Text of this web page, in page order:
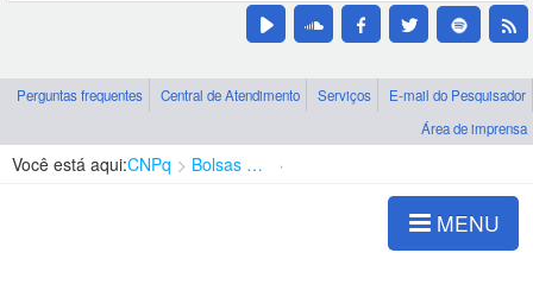
Perguntas frequentes Central de Atendimento Serviços
E-mail do Pesquisador
Área de imprensa
Você está aqui:CNPq Bolsas e Auxílios Vigentes
MENU